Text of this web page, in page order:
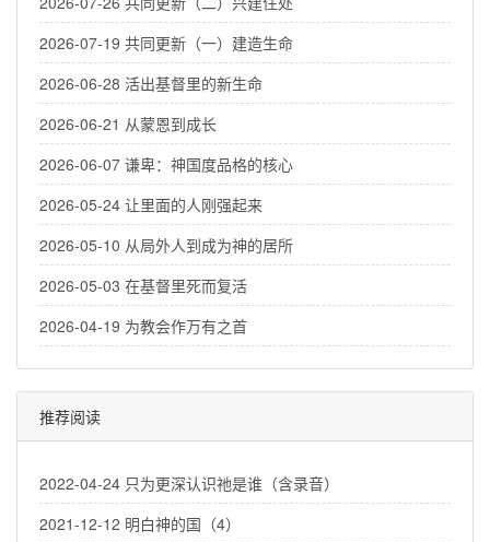
2026-07-19 共同更新（一）建造生命
2026-06-28 活出基督里的新生命
2026-06-21 从蒙恩到成长
2026-06-07 谦卑：神国度品格的核心
2026-05-24 让里面的人刚强起来
2026-05-10 从局外人到成为神的居所
2026-05-03 在基督里死而复活
2026-04-19 为教会作万有之首
推荐阅读
2022-04-24 只为更深认识祂是谁（含录音）
2021-12-12 明白神的国（4）